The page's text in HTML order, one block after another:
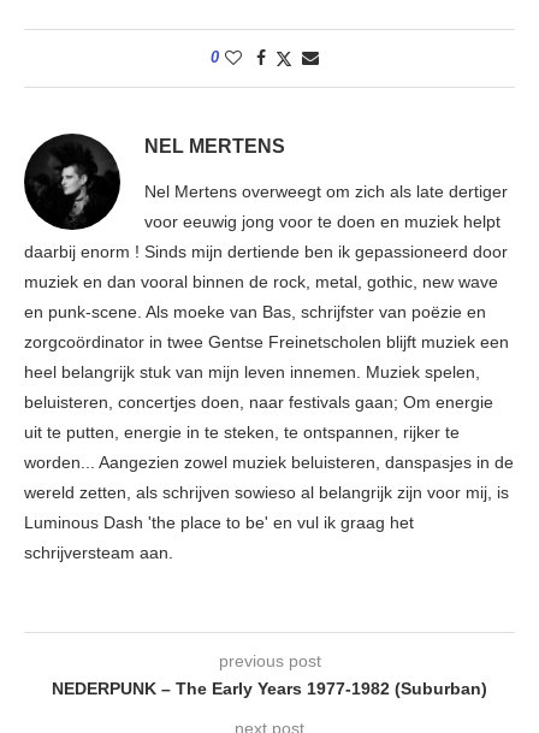
0
NEL MERTENS
Nel Mertens overweegt om zich als late dertiger
voor eeuwig jong voor te doen en muziek helpt
daarbij enorm ! Sinds mijn dertiende ben ik gepassioneerd door
muziek en dan vooral binnen de rock, metal, gothic, new wave
en punk-scene. Als moeke van Bas, schrijfster van poëzie en
zorgcoördinator in twee Gentse Freinetscholen blijft muziek een
heel belangrijk stuk van mijn leven innemen. Muziek spelen,
beluisteren, concertjes doen, naar festivals gaan; Om energie
uit te putten, energie in te steken, te ontspannen, rijker te
worden... Aangezien zowel muziek beluisteren, danspasjes in de
wereld zetten, als schrijven sowieso al belangrijk zijn voor mij, is
Luminous Dash 'the place to be' en vul ik graag het
schrijversteam aan.
previous post
NEDERPUNK – The Early Years 1977-1982 (Suburban)
next post